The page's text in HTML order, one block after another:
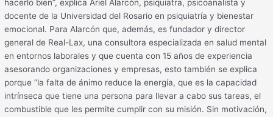
hacerlo bien”, explica Ariel Alarcón, psiquiatra, psicoanalista y
docente de la Universidad del Rosario en psiquiatría y bienestar
emocional. Para Alarcón que, además, es fundador y director
general de Real-Lax, una consultora especializada en salud mental
en entornos laborales y que cuenta con 15 años de experiencia
asesorando organizaciones y empresas, esto también se explica
porque “la falta de ánimo reduce la energía, que es la capacidad
intrínseca que tiene una persona para llevar a cabo sus tareas, el
combustible que les permite cumplir con su misión. Sin motivación,